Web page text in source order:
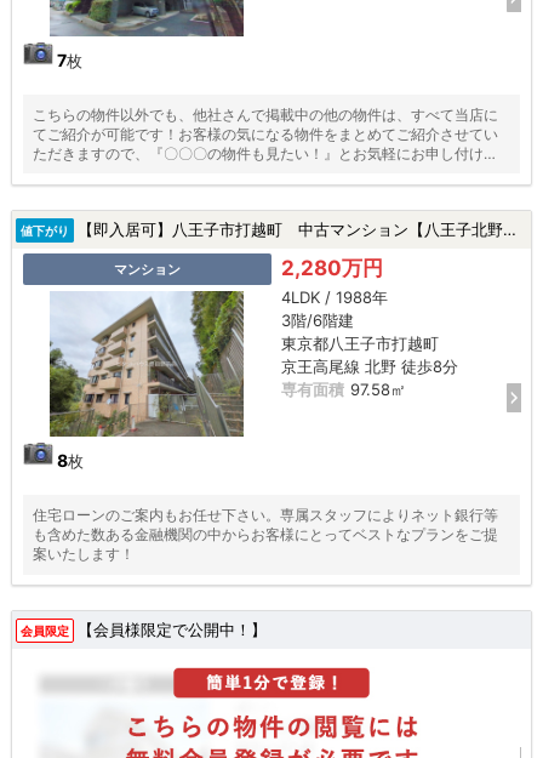
7枚
こちらの物件以外でも、他社さんで掲載中の他の物件は、すべて当店に
てご紹介が可能です！お客様の気になる物件をまとめてご紹介させてい
ただきますので、『〇〇〇の物件も見たい！』とお気軽にお申し付けく
値下がり 【即入居可】八王子市打越町 中古マンション【八王子北野台パークホームズ】 ★北野駅・駅徒歩10分以内・新規リフォーム・東南角部屋・管理費修繕費2年売主負担★|八王子市打越町の中古マンション
マンション
8枚
2,280万円
4LDK / 1988年
3階/6階建
東京都八王子市打越町
京王高尾線 北野 徒歩8分
専有面積 97.58㎡
住宅ローンのご案内もお任せ下さい。専属スタッフによりネット銀行等
も含めた数ある金融機関の中からお客様にとってベストなプランをご提
案いたします！
会員限定 【会員様限定で公開中！】